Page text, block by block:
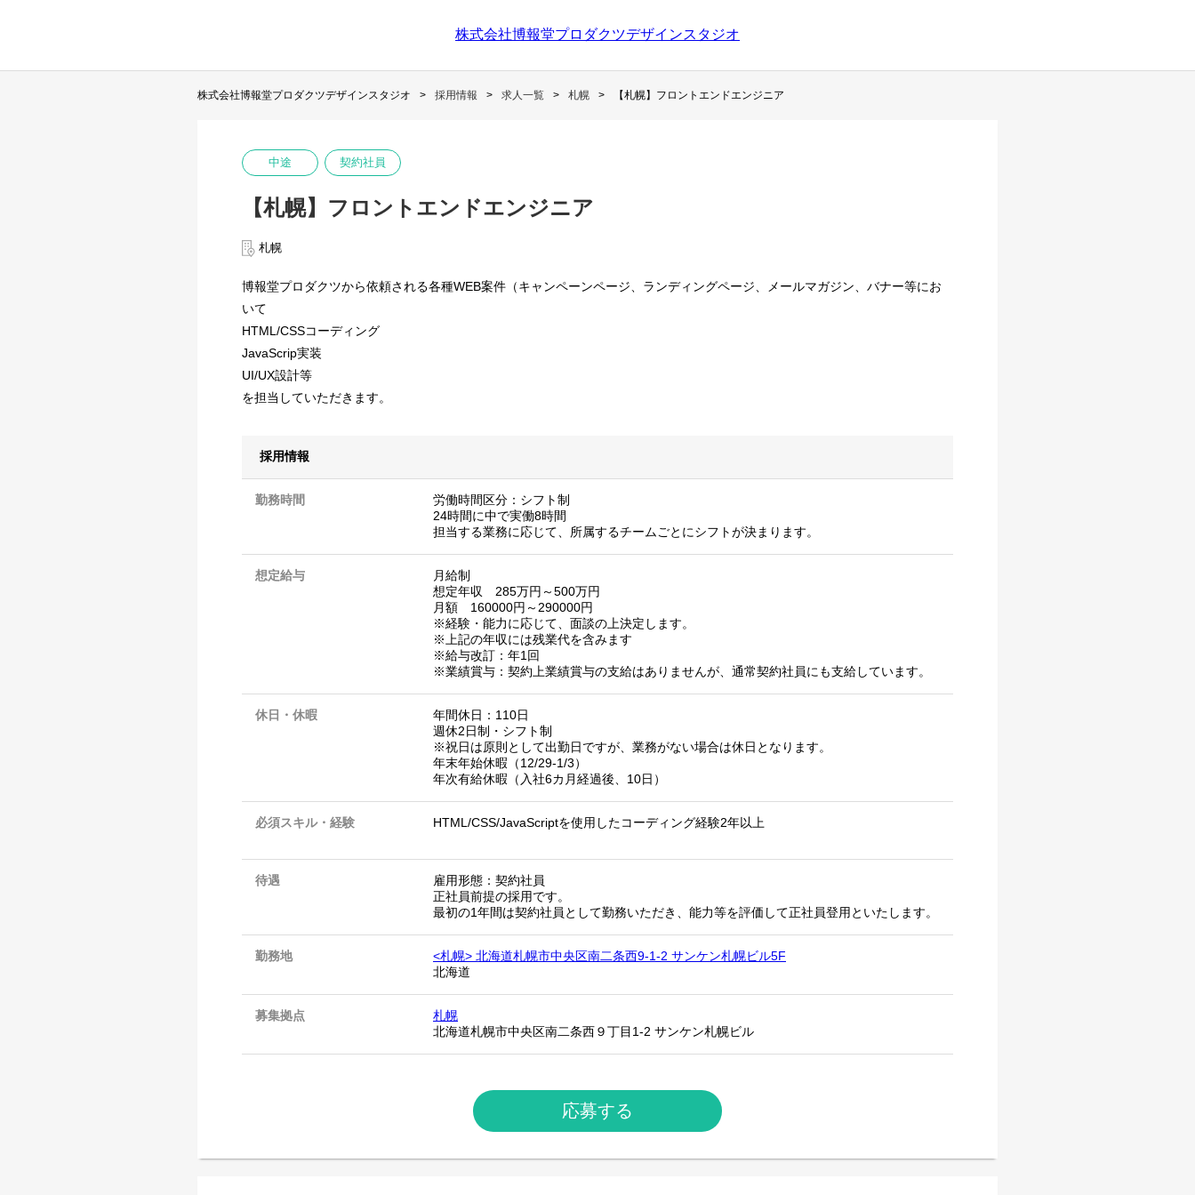
株式会社博報堂プロダクツデザインスタジオ
株式会社博報堂プロダクツデザインスタジオ 採用情報 求人一覧 札幌 【札幌】フロントエンドエンジニア
中途 契約社員
【札幌】フロントエンドエンジニア
札幌
博報堂プロダクツから依頼される各種WEB案件（キャンペーンページ、ランディングページ、メールマガジン、バナー等にお
いて
HTML/CSSコーディング
JavaScrip実装
UI/UX設計等
を担当していただきます。
採用情報
勤務時間
労働時間区分：シフト制
24時間に中で実働8時間
担当する業務に応じて、所属するチームごとにシフトが決まります。
想定給与
月給制
想定年収 285万円～500万円
月額 160000円～290000円
※経験・能力に応じて、面談の上決定します。
※上記の年収には残業代を含みます
※給与改訂：年1回
※業績賞与：契約上業績賞与の支給はありませんが、通常契約社員にも支給しています。
休日・休暇
年間休日：110日
週休2日制・シフト制
※祝日は原則として出勤日ですが、業務がない場合は休日となります。
年末年始休暇（12/29-1/3）
年次有給休暇（入社6カ月経過後、10日）
必須スキル・経験 HTML/CSS/JavaScriptを使用したコーディング経験2年以上
待遇
雇用形態：契約社員
正社員前提の採用です。
最初の1年間は契約社員として勤務いただき、能力等を評価して正社員登用といたします。
勤務地
<札幌> 北海道札幌市中央区南二条西9-1-2 サンケン札幌ビル5F
北海道
募集拠点
札幌
北海道札幌市中央区南二条西９丁目1-2 サンケン札幌ビル
応募する